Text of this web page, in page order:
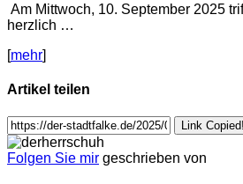
Am Mittwoch, 10. September 2025
herzlich …
[mehr]
Artikel teilen
Link Copied!
Folgen Sie mir geschrieben von